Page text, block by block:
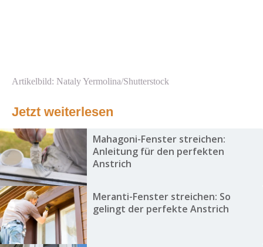
Artikelbild: Nataly Yermolina/Shutterstock
Jetzt weiterlesen
Mahagoni-Fenster streichen:
Anleitung für den perfekten
Anstrich
Meranti-Fenster streichen: So
gelingt der perfekte Anstrich